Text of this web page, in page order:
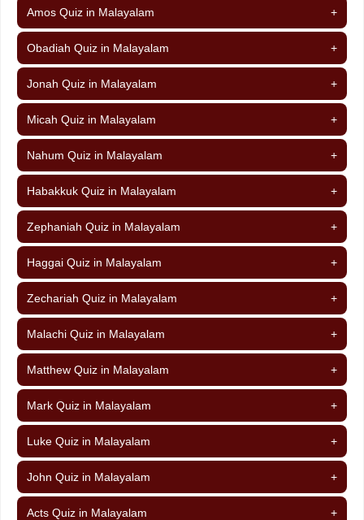
Amos Quiz in Malayalam +
Obadiah Quiz in Malayalam +
Jonah Quiz in Malayalam +
Micah Quiz in Malayalam +
Nahum Quiz in Malayalam +
Habakkuk Quiz in Malayalam +
Zephaniah Quiz in Malayalam +
Haggai Quiz in Malayalam +
Zechariah Quiz in Malayalam +
Malachi Quiz in Malayalam +
Matthew Quiz in Malayalam +
Mark Quiz in Malayalam +
Luke Quiz in Malayalam +
John Quiz in Malayalam +
Acts Quiz in Malayalam +